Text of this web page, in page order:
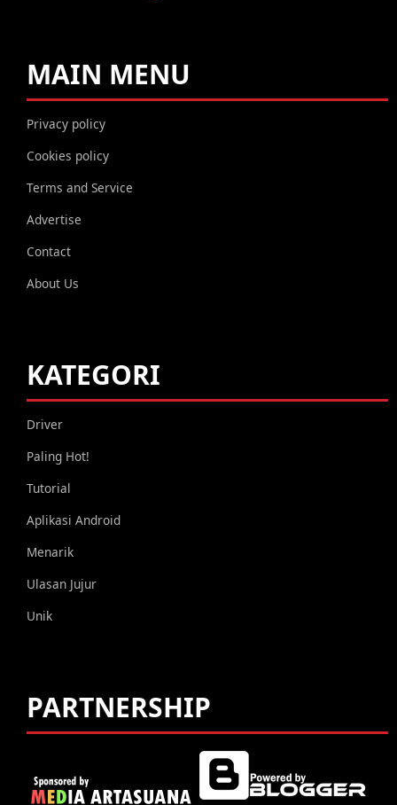
MAIN MENU
Privacy policy
Cookies policy
Terms and Service
Advertise
Contact
About Us
KATEGORI
Driver
Paling Hot!
Tutorial
Aplikasi Android
Menarik
Ulasan Jujur
Unik
PARTNERSHIP